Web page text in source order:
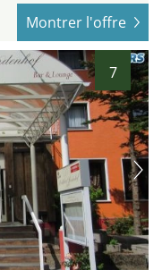
Montrer l'offre
7